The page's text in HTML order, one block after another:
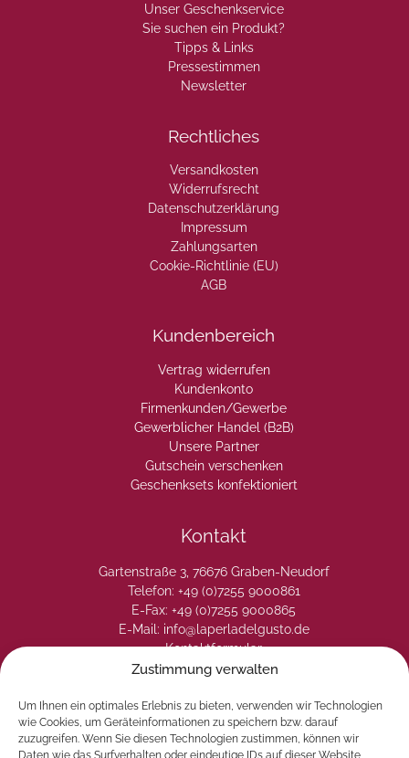
Zustimmung verwalten
Um Ihnen ein optimales Erlebnis zu bieten, verwenden wir Technologien
wie Cookies, um Geräteinformationen zu speichern bzw. darauf
zuzugreifen. Wenn Sie diesen Technologien zustimmen, können wir
Daten wie das Surfverhalten oder eindeutige IDs auf dieser Website
Unser Geschenkservice
Sie suchen ein Produkt?
Tipps & Links
Pressestimmen
Newsletter
Rechtliches
Versandkosten
Widerrufsrecht
Datenschutzerklärung
Impressum
Zahlungsarten
Cookie-Richtlinie (EU)
AGB
Kundenbereich
Vertrag widerrufen
Kundenkonto
Firmenkunden/Gewerbe
Gewerblicher Handel (B2B)
Unsere Partner
Gutschein verschenken
Geschenksets konfektioniert
Kontakt
Gartenstraße 3, 76676 Graben-Neudorf
Telefon: +49 (0)7255 9000861
E-Fax: +49 (0)7255 9000865
E-Mail: info@laperladelgusto.de
Kontaktformular